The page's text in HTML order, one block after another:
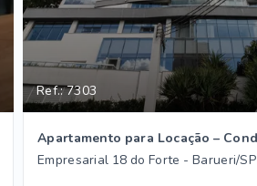
Ref.: 7303
Empresarial 18 do Forte - Barueri/SP